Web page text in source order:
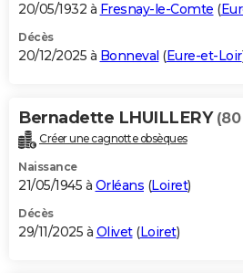
20/05/1932 à Fresnay-le-Comte (
Décès
20/12/2025 à Bonneval (Eure-et-Loir
Bernadette LHUILLERY
Créer une cagnotte obsèques
Naissance
21/05/1945 à Orléans (Loiret)
Décès
29/11/2025 à Olivet(Loiret)